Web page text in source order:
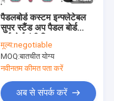
पैडलबोर्ड कस्टम इन्फ्लेटेबल
सुपर स्टैंड अप पैडल बोर्ड
मूल्य:negotiable
MOQ:बातचीत योग्य
नवीनतम कीमत पता करें
अब से संपर्क करें